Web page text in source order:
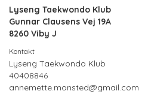
Lyseng Taekwondo Klub
Gunnar Clausens Vej 19A
8260 Viby J
Lyseng Taekwondo Klub
40408846
annemette.monsted@gmail.com